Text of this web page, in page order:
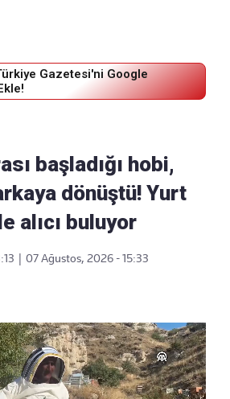
Gazetesi'ni Google
başladığı hobi,
dönüştü! Yurt
alıcı buluyor
07 Ağustos, 2026 - 15:33